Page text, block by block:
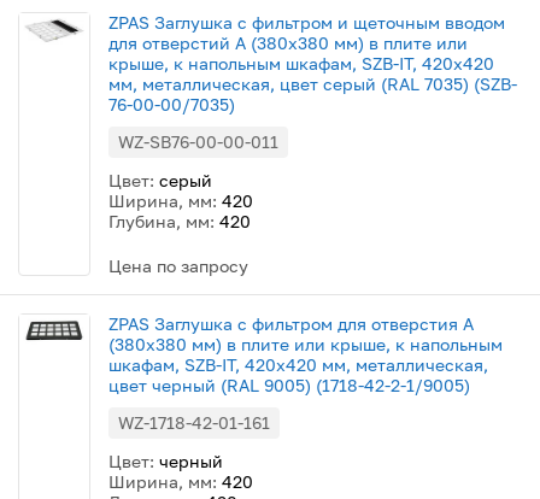
ZPAS Заглушка с фильтром и щеточным вводом
для отверстий A (380x380 мм) в плите или
крыше, к напольным шкафам, SZB-IT, 420x420
мм, металлическая, цвет серый (RAL 7035) (SZB-
76-00-00/7035)
WZ-SB76-00-00-011
Цвет: серый
Ширина, мм: 420
Глубина, мм: 420
Цена по запросу
ZPAS Заглушка с фильтром для отверстия A
(380x380 мм) в плите или крыше, к напольным
шкафам, SZB-IT, 420x420 мм, металлическая,
цвет черный (RAL 9005) (1718-42-2-1/9005)
WZ-1718-42-01-161
Цвет: черный
Ширина, мм: 420